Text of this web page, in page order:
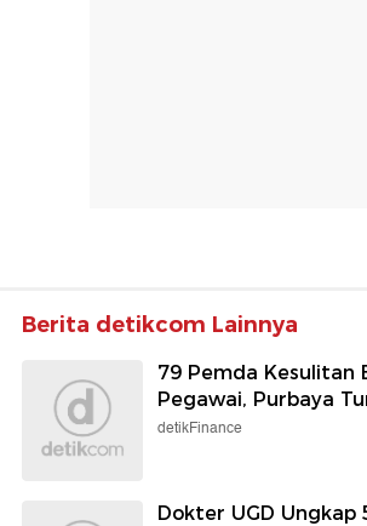
Berita detikcom Lainnya
79 Pemda Kesulitan
Pegawai, Purbaya
detikFinance
Dokter UGD Ungkap